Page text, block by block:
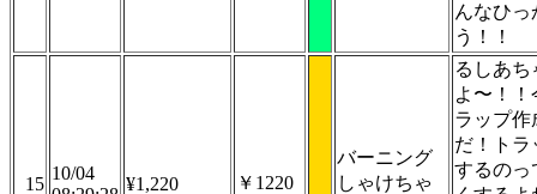
んなひっ
う！！
15
10/04
¥1,220 ￥1220
バーニング
しゃけちゃ
るしあち
よ〜！！
ラップ作
だ！トラ
するのっ